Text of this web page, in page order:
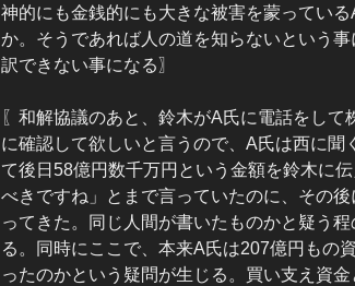
神的にも金銭的にも大きな被害を蒙ってい
か。そうであれば人の道を知らないという
訳できない事になる〗
〖和解協議のあと、鈴木がA氏に電話をし
に確認して欲しいと言うので、A氏は西に
て後日58億円数千万円という金額を鈴木に
べきですね」とまで言っていたのに、その
ってきた。同じ人間が書いたものかと疑う
る。同時にここで、本来A氏は207億円もの
ったのかという疑問が生じる。買い支え資